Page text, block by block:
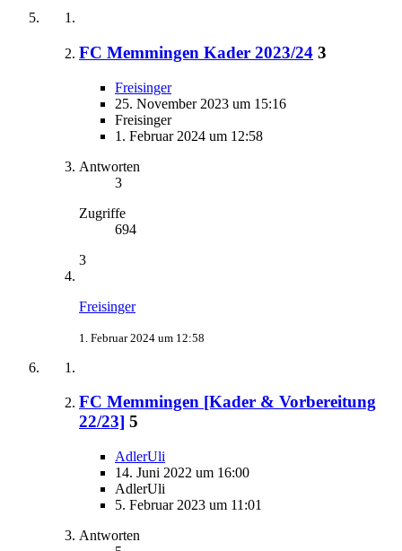
FC Memmingen Kader 2023/24 3
Freisinger
25. November 2023 um 15:16
Freisinger
1. Februar 2024 um 12:58
Antworten
3
Zugriffe
694
3
Freisinger
1. Februar 2024 um 12:58
FC Memmingen [Kader & Vorbereitung
22/23] 5
AdlerUli
14. Juni 2022 um 16:00
AdlerUli
5. Februar 2023 um 11:01
Antworten